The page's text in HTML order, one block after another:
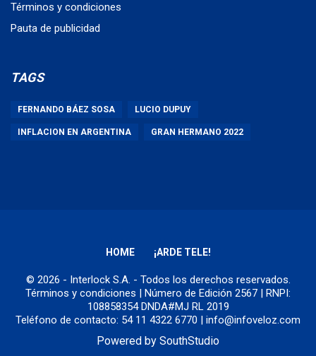
Términos y condiciones
Pauta de publicidad
TAGS
FERNANDO BÁEZ SOSA LUCIO DUPUY
INFLACION EN ARGENTINA GRAN HERMANO 2022
HOME ¡ARDE TELE!
© 2026 - Interlock S.A. - Todos los derechos reservados.
Términos y condiciones | Número de Edición 2567 | RNPI:
108858354 DNDA#MJ RL 2019
Teléfono de contacto: 54 11 4322 6770 | info@infoveloz.com
Powered by SouthStudio